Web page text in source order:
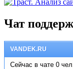
Чат
VANDEK.RU
Сейчас в чате 0 чел.